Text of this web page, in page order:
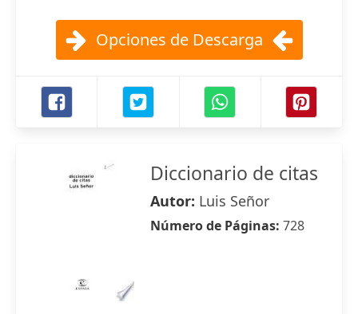
Opciones de Descarga
Diccionario de citas
Autor: Luis Señor
Número de Páginas: 728